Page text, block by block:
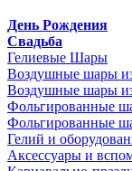
День Рождения
Свадьба
Гелиевые Шары
Воздушные шары из
Воздушные шары
Фольгированные
Фольгированные
Гелий и
Аксессуары и